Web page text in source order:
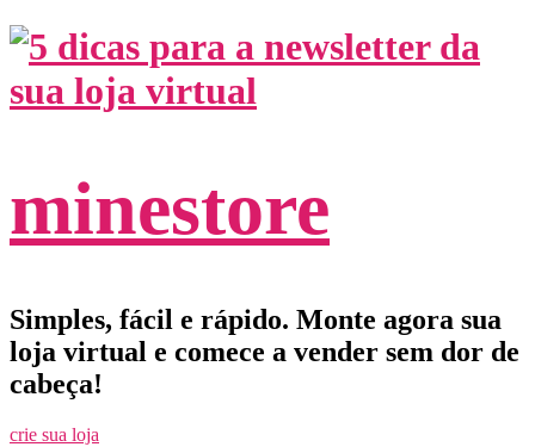
minestore
Simples, fácil e rápido. Monte agora sua
loja virtual e comece a vender sem dor de
cabeça!
crie sua loja